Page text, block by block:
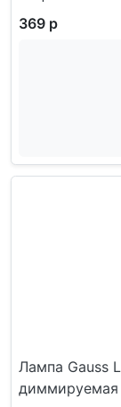
369 р
Лампа Gauss
диммируемая